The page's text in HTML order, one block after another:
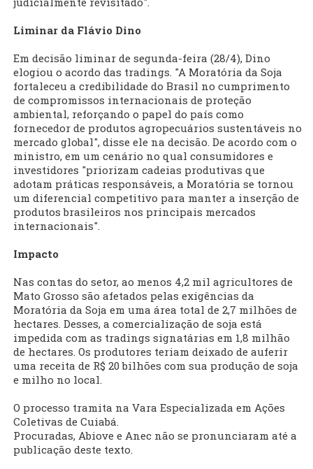
Liminar da Flávio Dino
Em decisão liminar de segunda-feira (28/4), Dino
elogiou o acordo das tradings. "A Moratória da Soja
fortaleceu a credibilidade do Brasil no cumprimento
de compromissos internacionais de proteção
ambiental, reforçando o papel do país como
fornecedor de produtos agropecuários sustentáveis no
mercado global", disse ele na decisão. De acordo com o
ministro, em um cenário no qual consumidores e
investidores "priorizam cadeias produtivas que
adotam práticas responsáveis, a Moratória se tornou
um diferencial competitivo para manter a inserção de
produtos brasileiros nos principais mercados
internacionais".
Impacto
Nas contas do setor, ao menos 4,2 mil agricultores de
Mato Grosso são afetados pelas exigências da
Moratória da Soja em uma área total de 2,7 milhões de
hectares. Desses, a comercialização de soja está
impedida com as tradings signatárias em 1,8 milhão
de hectares. Os produtores teriam deixado de auferir
uma receita de R$ 20 bilhões com sua produção de soja
e milho no local.
O processo tramita na Vara Especializada em Ações
Coletivas de Cuiabá.
Procuradas, Abiove e Anec não se pronunciaram até a
publicação deste texto.